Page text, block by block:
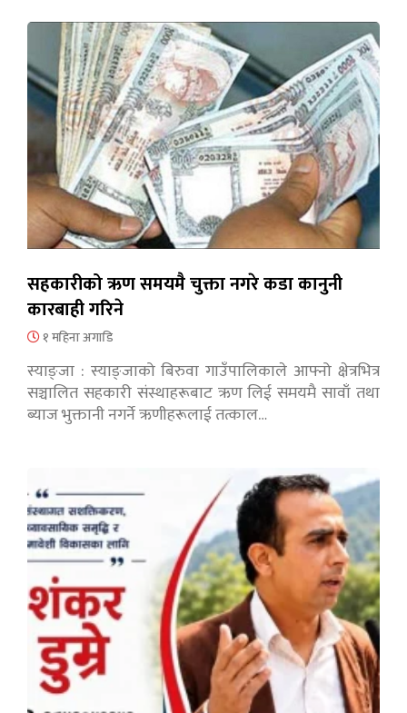
सहकारीको ऋण समयमै चुक्ता नगरे कडा कानुनी
कारबाही गरिने
१ महिना अगाडि
स्याङ्जा : स्याङ्जाको बिरुवा गाउँपालिकाले आफ्नो क्षेत्रभित्र
सञ्चालित सहकारी संस्थाहरूबाट ऋण लिई समयमै सावाँ तथा
ब्याज भुक्तानी नगर्ने ऋणीहरूलाई तत्काल…